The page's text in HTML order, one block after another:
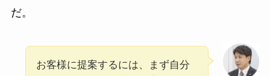
だ。
お客様に提案するには、まず自分